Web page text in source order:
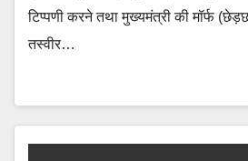
टिप्पणी करने तथा मुख्यमंत्री की मॉर्फ
तस्वीर…